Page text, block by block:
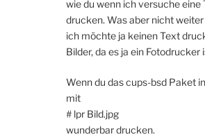
wie du wenn ich versuche eine
drucken. Was aber nicht
ich möchte ja keinen Text
Bilder, da es ja ein Fotodrucker
Wenn du das cups-bsd Paket
mit
# lpr Bild.jpg
wunderbar drucken.